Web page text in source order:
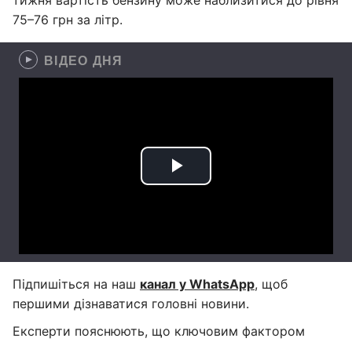
75–76 грн за літр.
ВІДЕО ДНЯ
Підпишіться на наш канал у WhatsApp, щоб
першими дізнаватися головні новини.
Експерти пояснюють, що ключовим фактором